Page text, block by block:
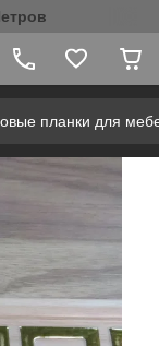
планки для